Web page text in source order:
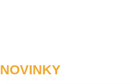
NOVINKY